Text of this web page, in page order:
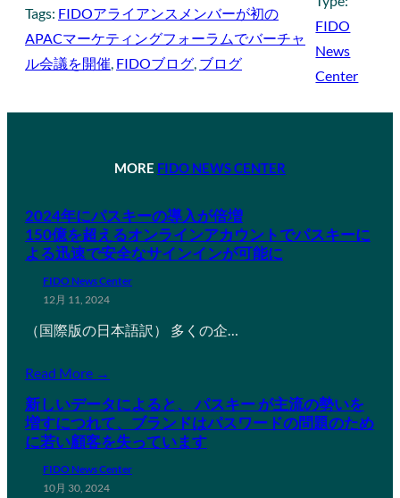
Tags: FIDOアライアンスメンバーが初の
APACマーケティングフォーラムでバーチャ
ル会議を開催 FIDOブログ ブログ
FIDO
News
Center
MORE FIDO NEWS CENTER
2024年にパスキーの導入が倍増
150億を超えるオンラインアカウントでパスキーに
よる迅速で安全なサインインが可能に
FIDO News Center
12月 11, 2024
（国際版の日本語訳） 多くの企…
Read More →
新しいデータによると、 パスキー が主流の勢いを
増すにつれて、ブランドはパスワードの問題のため
に若い顧客を失っています
FIDO News Center
10月 30, 2024